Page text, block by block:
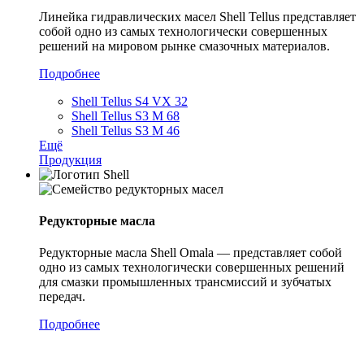
Линейка гидравлических масел Shell Tellus представляет
собой одно из самых технологически совершенных
решений на мировом рынке смазочных материалов.
Подробнее
Shell Tellus S4 VX 32
Shell Tellus S3 M 68
Shell Tellus S3 M 46
Ещё
Продукция
Редукторные масла
Редукторные масла Shell Omala — представляет собой
одно из самых технологически совершенных решений
для смазки промышленных трансмиссий и зубчатых
передач.
Подробнее